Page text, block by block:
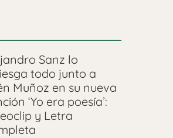
Sanz lo
todo junto a
Muñoz en su nueva
‘Yo era poesía’:
y Letra